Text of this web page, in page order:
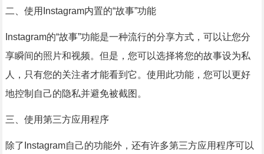
二、使用Instagram内置的“故事”功能
Instagram的“故事”功能是一种流行的分享方式，可以让您分
享瞬间的照片和视频。但是，您可以选择将您的故事设为私
人，只有您的关注者才能看到它。使用此功能，您可以更好
地控制自己的隐私并避免被截图。
三、使用第三方应用程序
除了Instagram自己的功能外，还有许多第三方应用程序可以